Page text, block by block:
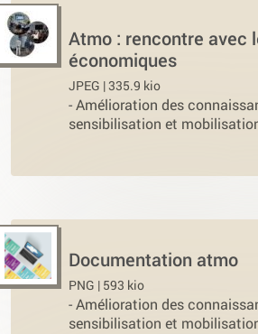
Atmo : rencontre avec
économiques
JPEG | 335.9 kio
-Amélioration des
sensibilisation et
Documentation atmo
PNG | 593 kio
-Amélioration des
sensibilisation et